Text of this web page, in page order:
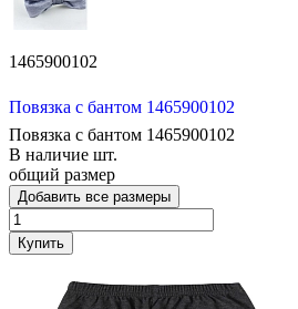
1465900102
Повязка с бантом 1465900102
Повязка с бантом 1465900102
В наличие шт.
общий размер
Добавить все размеры
Купить